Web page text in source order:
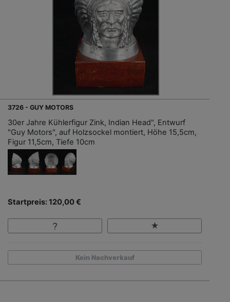
3726 - GUY MOTORS
30er Jahre Kühlerfigur Zink, Indian Head", Entwurf
"Guy Motors", auf Holzsockel montiert, Höhe 15,5cm,
Figur 11,5cm, Tiefe 10cm
Startpreis: 120,00 €
Kein Nachverkauf